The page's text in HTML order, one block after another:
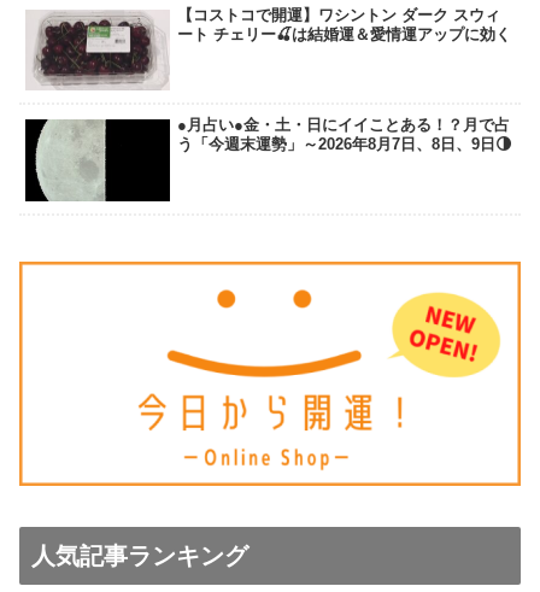
【コストコで開運】ワシントン ダーク スウィ
ート チェリー🍒は結婚運＆愛情運アップに効く
●月占い●金・土・日にイイことある！？月で占
う「今週末運勢」～2026年8月7日、8日、9日🌗
人気記事ランキング